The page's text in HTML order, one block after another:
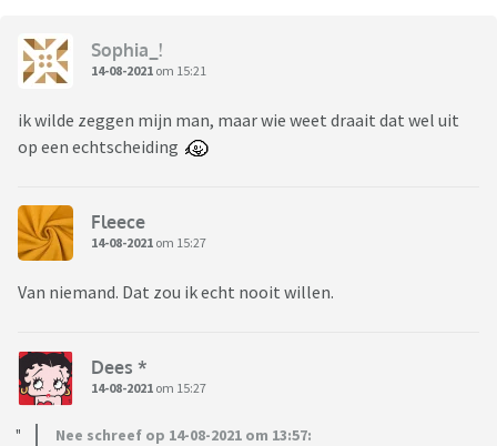
Sophia_!
14-08-2021 om 15:21
ik wilde zeggen mijn man, maar wie weet draait dat wel uit
op een echtscheiding
Fleece
14-08-2021 om 15:27
Van niemand. Dat zou ik echt nooit willen.
Dees *
14-08-2021 om 15:27
Nee schreef op 14-08-2021 om 13:57: